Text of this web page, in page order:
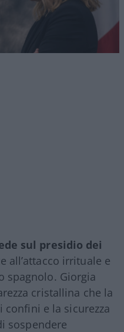
sul presidio dei
all’attacco irrituale e
spagnolo. Giorgia
cristallina che la
e la sicurezza
sospendere